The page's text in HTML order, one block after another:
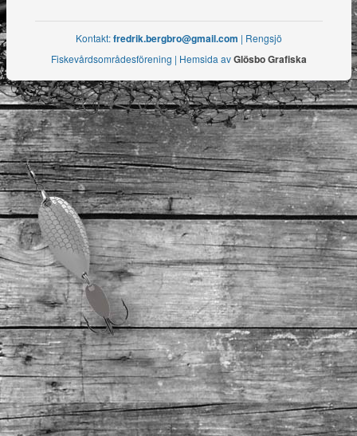
Kontakt:fredrik.bergbro@gmail.com | Rengsjö
Fiskevårdsområdesförening | Hemsida avGlösbo Grafiska